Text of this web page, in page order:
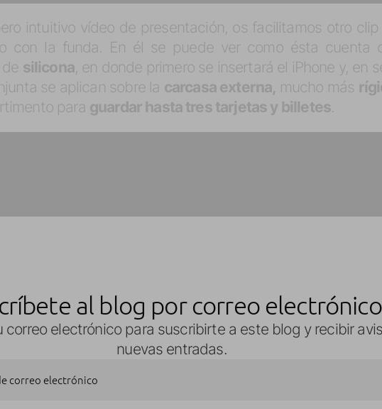
intuitivo vídeo de presentación, os facilitamos otro
con la funda. En él se puede ver como ésta cuenta
silicona, en donde primero se insertará el iPhone y, en
se aplican sobre la carcasa externa, mucho más
para guardar hasta tres tarjetas y billetes.
al blog por correo electrónico
correo electrónico para suscribirte a este blog y recibir
nuevas entradas.